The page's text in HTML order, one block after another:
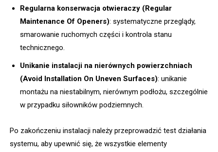
Regularna konserwacja otwieraczy (Regular
Maintenance Of Openers): systematyczne przeglądy,
smarowanie ruchomych części i kontrola stanu
technicznego.
Unikanie instalacji na nierównych powierzchniach
(Avoid Installation On Uneven Surfaces): unikanie
montażu na niestabilnym, nierównym podłożu, szczególnie
w przypadku siłowników podziemnych.
Po zakończeniu instalacji należy przeprowadzić test działania
systemu, aby upewnić się, że wszystkie elementy